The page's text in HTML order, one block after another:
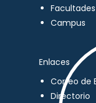
Facultades
Campus
Enlaces
Correo de
Directorio